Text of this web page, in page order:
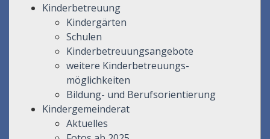
Kinderbetreuung
Kindergärten
Schulen
Kinderbetreuungsangebote
weitere Kinderbetreuungs-
möglichkeiten
Bildung- und Berufsorientierung
Kindergemeinderat
Aktuelles